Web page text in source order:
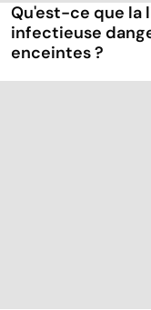
Qu'est-ce que la
infectieuse
enceintes ?